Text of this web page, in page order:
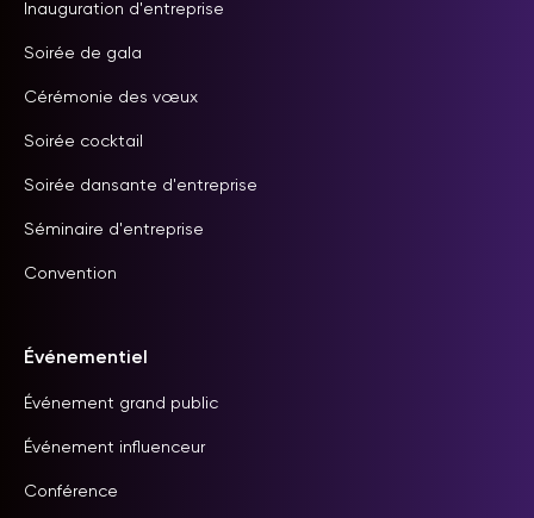
Inauguration d'entreprise
Soirée de gala
Cérémonie des vœux
Soirée cocktail
Soirée dansante d'entreprise
Séminaire d'entreprise
Convention
Événementiel
Événement grand public
Événement influenceur
Conférence